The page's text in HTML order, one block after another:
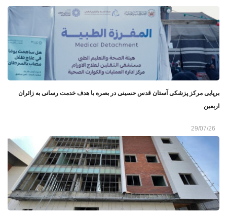
برپایی مرکز پزشکی آستان قدس حسینی در بصره با هدف خدمت رسانی به زائران
اربعین
29/07/26